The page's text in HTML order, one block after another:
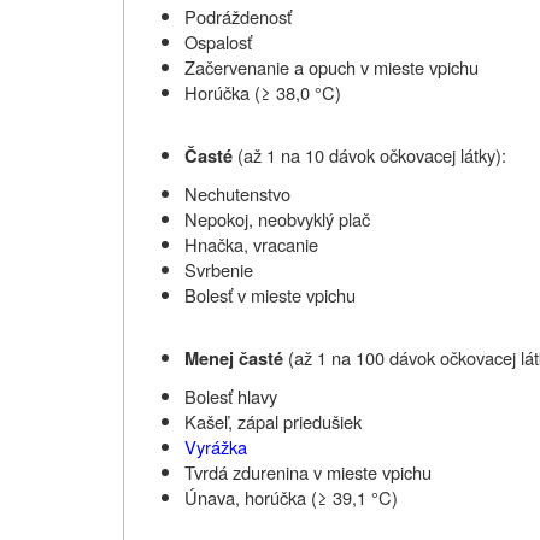
Podráždenosť
Ospalosť
Začervenanie a opuch v mieste vpichu
Horúčka (≥ 38,0 °C)
Časté (až 1 na 10 dávok očkovacej látky):
Nechutenstvo
Nepokoj, neobvyklý plač
Hnačka, vracanie
Svrbenie
Bolesť v mieste vpichu
Menej časté (až 1 na 100 dávok očkovacej
Bolesť hlavy
Kašeľ, zápal priedušiek
Vyrážka
Tvrdá zdurenina v mieste vpichu
Únava, horúčka (≥ 39,1 °C)